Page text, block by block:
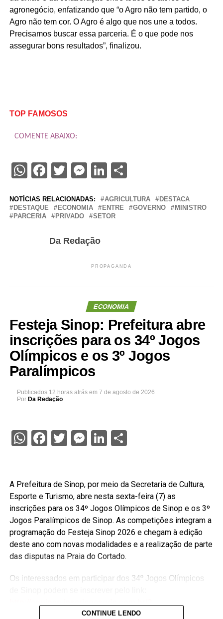
agronegócio, enfatizando que “o Agro não tem partido, o
Agro não tem cor. O Agro é algo que nos une a todos.
Precisamos buscar essa parceria. É o que pode nos
assegurar bons resultados”, finalizou.
TOP FAMOSOS
COMENTE ABAIXO:
WhatsApp
Facebook
Twitter
Messenger
LinkedIn
Share
NOTÍCIAS RELACIONADAS: AGRICULTURA
DESTACA
DESTAQUE
ECONOMIA ENTRE GOVERNO
MINISTRO
PARCERIA
PRIVADO SETOR
Da Redação
PROPAGANDA
ECONOMIA
Festeja Sinop: Prefeitura abre
inscrições para os 34º Jogos
Olímpicos e os 3º Jogos
Paralímpicos
Publicados 12 horas atrás em 7 de agosto de 2026
Por Da Redação
WhatsApp
Facebook
Twitter
Messenger
LinkedIn
Share
A Prefeitura de Sinop, por meio da Secretaria de Cultura,
Esporte e Turismo, abre nesta sexta-feira (7) as
inscrições para os 34º Jogos Olímpicos de Sinop e os 3º
Jogos Paralímpicos de Sinop. As competições integram a
programação do Festeja Sinop 2026 e chegam à edição
deste ano com novas modalidades e a realização de parte
das disputas na Praia do Cortado.
Os interessados em participar dos 34º Jogos Olímpicos
&Comp=948AF46AD1&Cli=4EC5B2AA
CONTINUE LENDO